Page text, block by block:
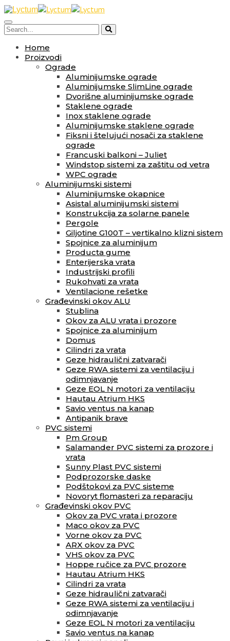
Home
Proizvodi
Ograde
Aluminijumske ograde
Aluminijumske SlimLine ograde
Dvorišne aluminijumske ograde
Staklene ograde
Inox staklene ograde
Aluminijumske staklene ograde
Fiksni i štelujući nosači za staklene
ograde
Francuski balkoni – Juliet
Windstop sistemi za zaštitu od vetra
WPC ograde
Aluminijumski sistemi
Aluminijumske okapnice
Asistal aluminijumski sistemi
Konstrukcija za solarne panele
Pergole
Giljotine G100T – vertikalno klizni sistem
Spojnice za aluminijum
Producta gume
Enterijerska vrata
Industrijski profili
Rukohvati za vrata
Ventilacione rešetke
Građevinski okov ALU
Stublina
Okov za ALU vrata i prozore
Spojnice za aluminijum
Domus
Cilindri za vrata
Geze hidraulični zatvarači
Geze RWA sistemi za ventilaciju i
odimnjavanje
Geze EOL N motori za ventilaciju
Hautau Atrium HKS
Savio ventus na kanap
Antipanik brave
PVC sistemi
Pm Group
Salamander PVC sistemi za prozore i
vrata
Sunny Plast PVC sistemi
Podprozorske daske
Podštokovi za PVC sisteme
Novoryt flomasteri za reparaciju
Građevinski okov PVC
Okov za PVC vrata i prozore
Maco okov za PVC
Vorne okov za PVC
ARX okov za PVC
VHS okov za PVC
Hoppe ručice za PVC prozore
Hautau Atrium HKS
Cilindri za vrata
Geze hidraulični zatvarači
Geze RWA sistemi za ventilaciju i
odimnjavanje
Geze EOL N motori za ventilaciju
Savio ventus na kanap